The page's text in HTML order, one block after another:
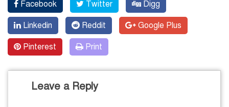
Facebook Twitter Digg
Linkedin Reddit Google Plus
Pinterest Print
Leave a Reply